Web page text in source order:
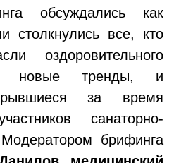
обсуждались как
столкнулись все, кто
оздоровительного
новые тренды, и
за время
санаторно-
брифинга